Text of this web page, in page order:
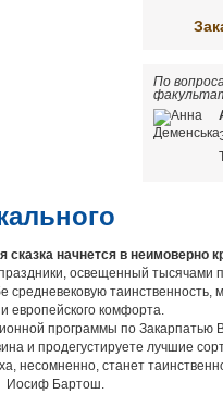
По
сказка начнется в неимоверно
освещенный тысячами
средневековую таинственность,
европейского комфорта.
программы по
и продегустируете лучшие
несомненно, станет
Иосиф Бартош.